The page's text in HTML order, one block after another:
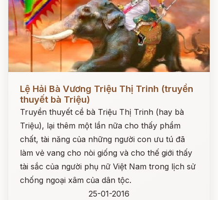
Lệ Hải Bà Vương Triệu Thị Trinh (truyền
thuyết bà Triệu)
Truyền thuyết cề bà Triệu Thị Trinh (hay bà
Triệu), lại thêm một lần nữa cho thấy phẩm
chất, tài năng của những người con ưu tú đã
làm vẻ vang cho nòi giống và cho thế giới thấy
tài sắc của người phụ nữ Việt Nam trong lịch sử
chống ngoại xâm của dân tộc.
25-01-2016